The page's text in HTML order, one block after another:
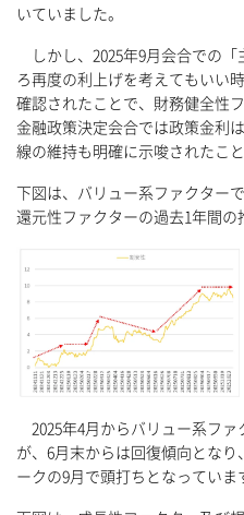
いていました。
しかし、2025年9月会合での「
ろ再度の利上げを考えてもいい
確認されたことで、財務健全性
金融政策決定会合では政策金利
線の維持も明確に示唆されたこ
下図は、バリュー系ファクター
還元性ファクターの過去1年間の
2025年4月からバリュー系ファ
が、6月末からは回復傾向とな
ークの9月で頭打ちとなっていま